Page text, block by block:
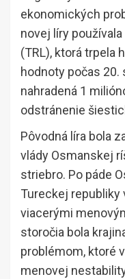
ekonomických
novej líry
(TRL), ktorá trpela
hodnoty počas 20.
nahradená 1
odstránenie
Pôvodná líra bola
vlády Osmanskej
striebro. Po páde
Tureckej republiky
viacerými
storočia bola
problémom, ktoré
menovej